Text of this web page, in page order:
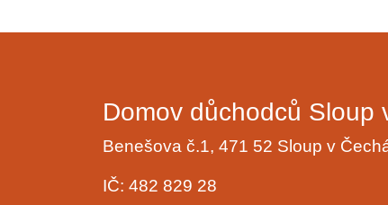
Domov důchodců Sloup
Benešova č.1, 471 52 Sloup v
IČ: 482 829 28